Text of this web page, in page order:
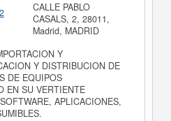
CALLE PABLO
CASALS, 2, 28011,
Madrid, MADRID
Y
Y DISTRIBUCION DE
DE EQUIPOS
EN SU VERTIENTE
APLICACIONES,